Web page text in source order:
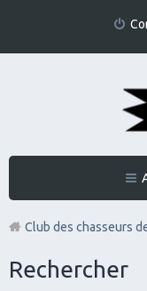
Club des chasseurs
Rechercher